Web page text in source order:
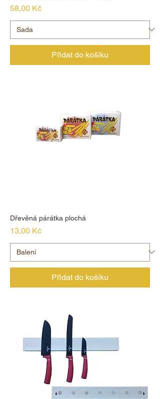
Cena
58,00 Kč
Přidat do košíku
Dřevěná párátka plochá
Cena
13,00 Kč
Přidat do košíku